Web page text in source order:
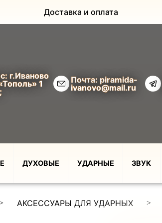
Доставка и оплата
г.Иваново
1
Почта: piramida-
ivanovo@mail.ru
ДУХОВЫЕ УДАРНЫЕ ЗВУК
АКСЕССУАРЫ ДЛЯ УДАРНЫХ >